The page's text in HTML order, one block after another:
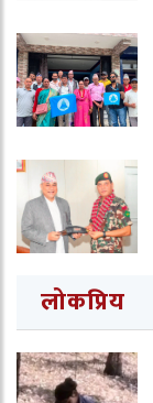
लोकप्रिय